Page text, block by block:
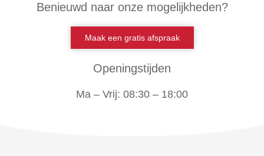
Benieuwd naar onze mogelijkheden?
Maak een gratis afspraak
Openingstijden
Ma – Vrij: 08:30 – 18:00